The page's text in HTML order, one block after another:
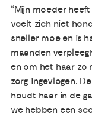
“Mijn moeder
voelt zich niet
sneller moe en is
maanden
en om het haar zo
zorg ingevlogen.
houdt haar in de
we hebben een